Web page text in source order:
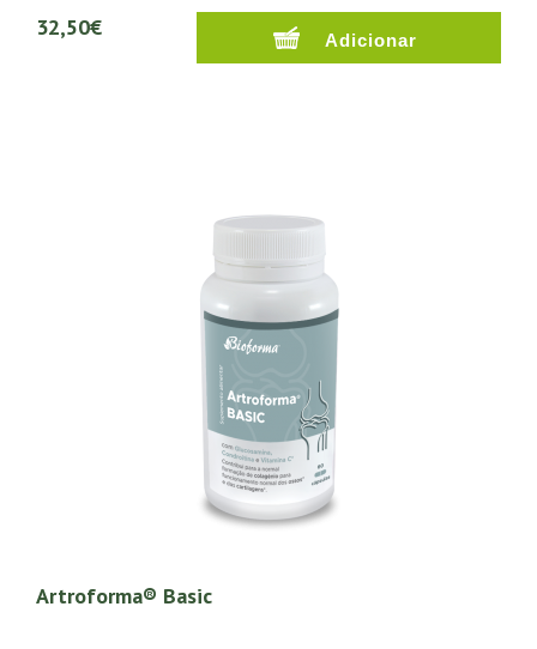
32,50€
Artroforma® Basic